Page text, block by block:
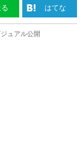
はてな
ュアル公開